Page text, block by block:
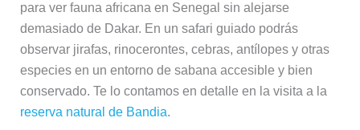
para ver fauna africana en Senegal sin alejarse
demasiado de Dakar. En un safari guiado podrás
observar jirafas, rinocerontes, cebras, antílopes y otras
especies en un entorno de sabana accesible y bien
conservado. Te lo contamos en detalle en la visita a la
reserva natural de Bandia.